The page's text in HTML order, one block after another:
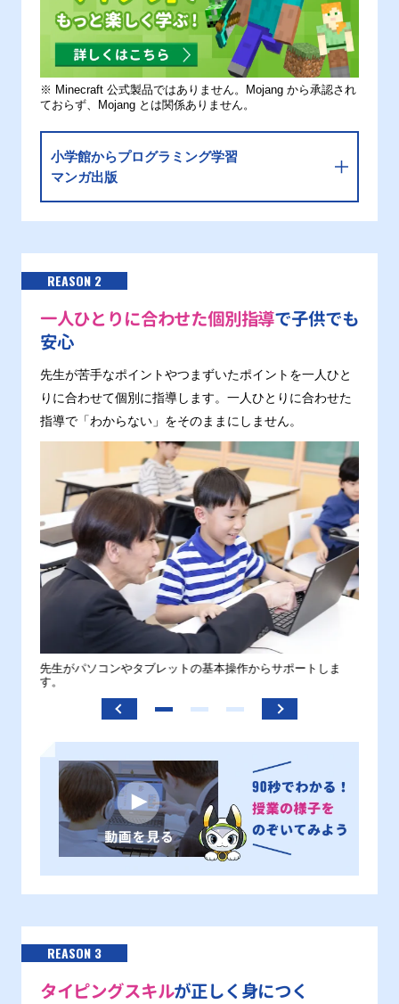
※ Minecraft 公式製品ではありません。Mojang から承認され
ておらず、Mojang とは関係ありません。
小学館からプログラミング学習
マンガ出版
REASON 2
一人ひとりに合わせた個別指導で子供でも
安心
先生が苦手なポイントやつまずいたポイントを一人ひと
りに合わせて個別に指導します。一人ひとりに合わせた
指導で「わからない」をそのままにしません。
先生がパソコンやタブレットの基本操作からサポートしま
す。
REASON 3
タイピングスキルが正しく身につく